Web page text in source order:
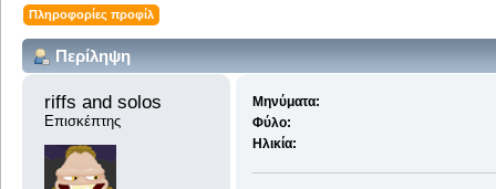
Πληροφορίες προφίλ
Περίληψη
riffs and solos
Επισκέπτης
Μηνύματα:
Φύλο:
Ηλικία: